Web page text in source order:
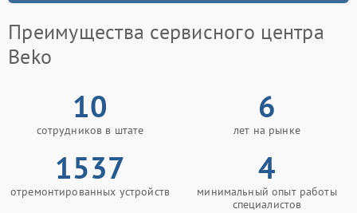
Преимущества сервисного центра
Beko
10
сотрудников в штате
6
лет на рынке
1537
отремонтированных устройств
4
минимальный опыт работы
специалистов